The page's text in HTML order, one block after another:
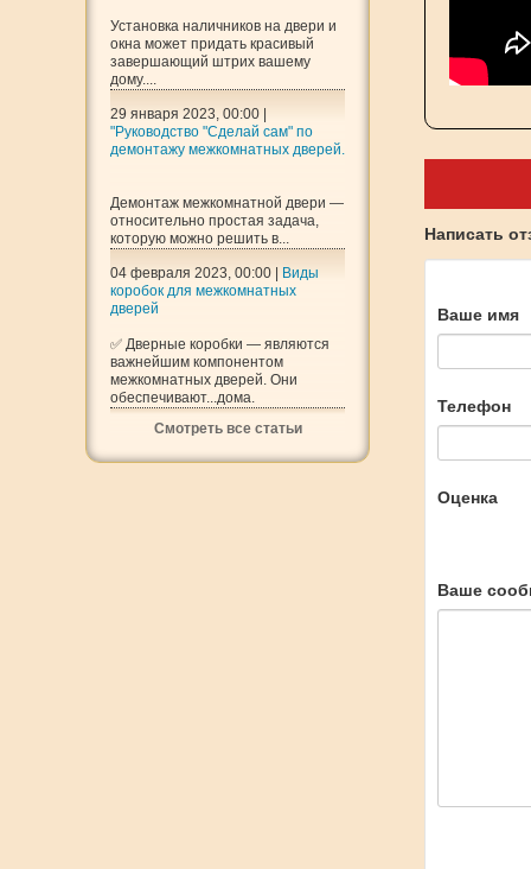
Установка наличников на двери и
окна может придать красивый
завершающий штрих вашему
дому....
29 января 2023, 00:00 |
"Руководство "Сделай сам" по
демонтажу межкомнатных дверей.
Демонтаж межкомнатной двери —
относительно простая задача,
которую можно решить в...
04 февраля 2023, 00:00 |
Виды
коробок для межкомнатных
дверей
✅ Дверные коробки — являются
важнейшим компонентом
межкомнатных дверей. Они
обеспечивают...дома.
Смотреть все статьи
Написать
Ваше имя
Телефон
Оценка
Ваше